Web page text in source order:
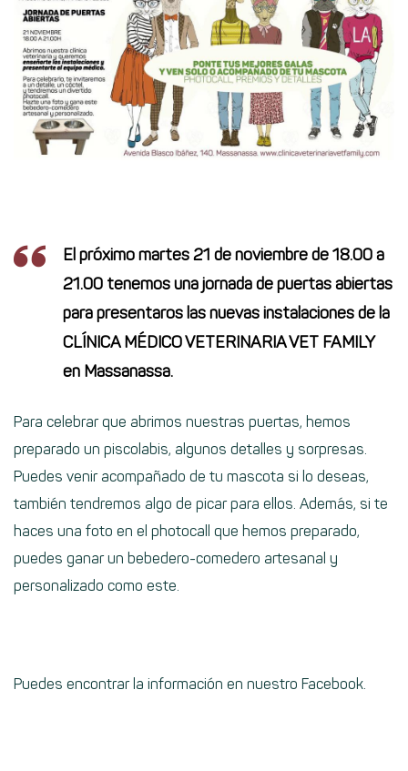
El próximo martes 21 de noviembre de 18.00 a
21.00 tenemos una jornada de puertas abiertas
para presentaros las nuevas instalaciones de la
CLÍNICA MÉDICO VETERINARIA VET FAMILY
en Massanassa.
Para celebrar que abrimos nuestras puertas, hemos
preparado un piscolabis, algunos detalles y sorpresas.
Puedes venir acompañado de tu mascota si lo deseas,
también tendremos algo de picar para ellos. Además, si te
haces una foto en el photocall que hemos preparado,
puedes ganar un bebedero-comedero artesanal y
personalizado como este.
Puedes encontrar la información en nuestro Facebook.